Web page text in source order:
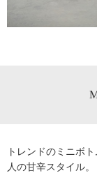
トレンドのミニボ
人の甘辛スタイル。